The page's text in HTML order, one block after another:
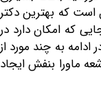
دکتر
دارد در
چند مورد از
بنفش ایجاد